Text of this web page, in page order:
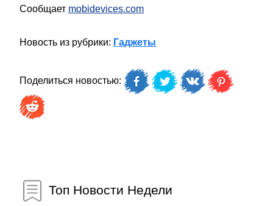
Сообщает mobidevices.com
Новость из рубрики: Гаджеты
Поделиться новостью:
Топ Новости Недели